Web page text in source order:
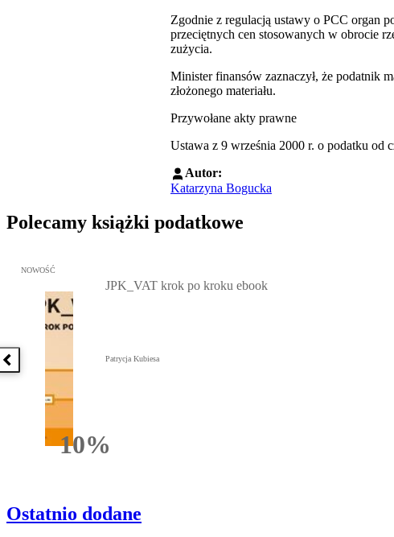
Zgodnie z regulacją ustawy o PCC organ
przeciętnych cen stosowanych w obrocie
zużycia.
Minister finansów zaznaczył, że podatnik
złożonego materiału.
Przywołane akty prawne
Ustawa z 9 września 2000 r. o podatku
Autor:
Katarzyna Bogucka
Polecamy książki podatkowe
Poprzednia książka
Przejdź do: JPK_VAT krok po kroku ebook, Patrycja Kubiesa - otwiera
NOWOŚĆ
10%Rabatu
JPK_VAT krok po kroku ebook
Patrycja Kubiesa
Ostatnio dodane